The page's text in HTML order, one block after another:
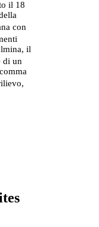
il 18
con
il
di un